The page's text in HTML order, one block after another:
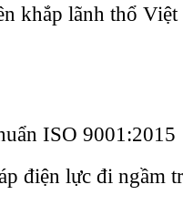
khắp lãnh thổ Việt
ISO 9001:2015
điện lực đi ngầm